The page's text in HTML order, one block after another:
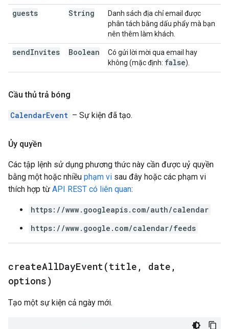
guests String
Danh sách địa chỉ email được
phân tách bằng dấu phẩy mà bạn
nên thêm làm khách.
sendInvites Boolean
Có gửi lời mời qua email hay
không (mặc định: false).
Cầu thủ trả bóng
CalendarEvent – Sự kiện đã tạo.
Ủy quyền
Các tập lệnh sử dụng phương thức này cần được uỷ quyền
bằng một hoặc nhiều phạm vi sau đây hoặc các phạm vi
thích hợp từ API REST có liên quan:
https://www.googleapis.com/auth/calendar
https://www.google.com/calendar/feeds
createAllDayEvent(title , date ,
options)
Tạo một sự kiện cả ngày mới.